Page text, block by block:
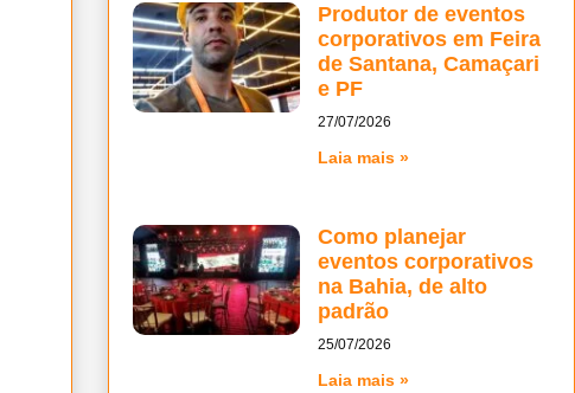
Produtor de eventos
corporativos em Feira
de Santana, Camaçari
e PF
27/07/2026
Laia mais »
Como planejar
eventos corporativos
na Bahia, de alto
padrão
25/07/2026
Laia mais »